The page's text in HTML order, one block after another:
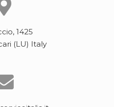
1425
(LU) Italy